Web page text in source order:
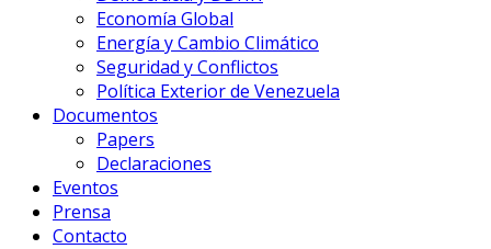
Economía Global
Energía y Cambio Climático
Seguridad y Conflictos
Política Exterior de Venezuela
Documentos
Papers
Declaraciones
Eventos
Prensa
Contacto